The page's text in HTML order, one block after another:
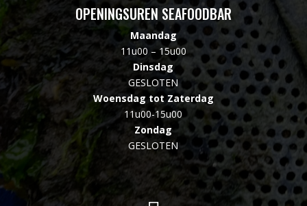
OPENINGSUREN SEAFOODBAR
Maandag
11u00 – 15u00
Dinsdag
GESLOTEN
Woensdag tot Zaterdag
11u00-15u00
Zondag
GESLOTEN